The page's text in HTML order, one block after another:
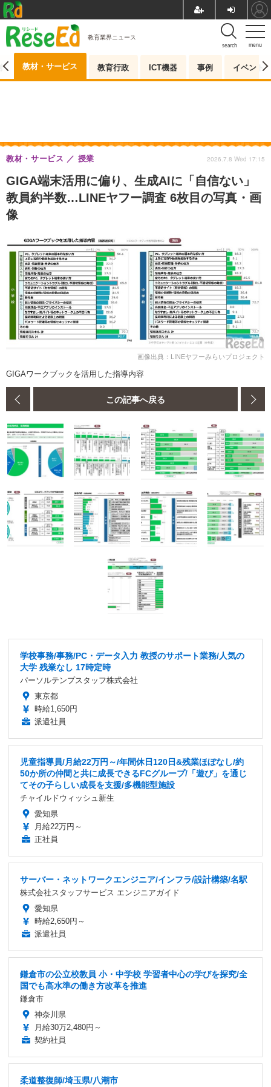
menu
search
教育業界ニュース
教材・サービス 教育行政 ICT機器 事例 イベント
GIGA端末活用に偏り、生成AIに「自信ない」
教員約半数…LINEヤフー調査 6枚目の写真・画
像
教材・サービス 授業 2026.7.8 Wed 17:15
画像出典：LINEヤフーみらいプロジェクト
GIGAワークブックを活用した指導内容
この記事へ戻る
学校事務/事務/PC・データ入力 教授のサポート業務/人気の
大学 残業なし 17時定時
パーソルテンプスタッフ株式会社
東京都
時給1,650円
派遣社員
児童指導員/月給22万円～/年間休日120日&残業ほぼなし/約
50か所の仲間と共に成長できるFCグループ/「遊び」を通じ
てその子らしい成長を支援/多機能型施設
チャイルドウィッシュ新生
愛知県
月給22万円～
正社員
サーバー・ネットワークエンジニア/インフラ/設計構築/名駅
株式会社スタッフサービス エンジニアガイド
愛知県
時給2,650円～
派遣社員
鎌倉市の公立校教員 小・中学校 学習者中心の学びを探究/全
国でも高水準の働き方改革を推進
鎌倉市
神奈川県
月給30万2,480円～
契約社員
柔道整復師/埼玉県/八潮市